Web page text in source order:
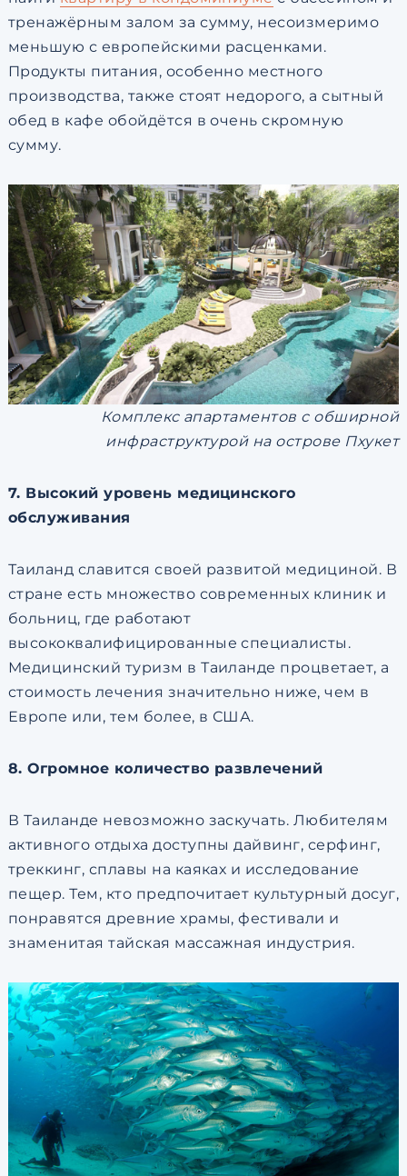
тренажёрным залом за сумму, несоизмеримо
меньшую с европейскими расценками.
Продукты питания, особенно местного
производства, также стоят недорого, а сытный
обед в кафе обойдётся в очень скромную
сумму.
Комплекс апартаментов с обширной
инфраструктурой на острове Пхукет
7. Высокий уровень медицинского
обслуживания
Таиланд славится своей развитой медициной. В
стране есть множество современных клиник и
больниц, где работают
высококвалифицированные специалисты.
Медицинский туризм в Таиланде процветает, а
стоимость лечения значительно ниже, чем в
Европе или, тем более, в США.
8. Огромное количество развлечений
В Таиланде невозможно заскучать. Любителям
активного отдыха доступны дайвинг, серфинг,
треккинг, сплавы на каяках и исследование
пещер. Тем, кто предпочитает культурный досуг,
понравятся древние храмы, фестивали и
знаменитая тайская массажная индустрия.